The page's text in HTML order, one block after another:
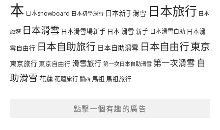
本 日本snowboard 日本初學滑雪 日本新手滑雪 日本旅行 日本
旅遊 日本滑雪 日本滑雪場新手 日本 滑雪 新手 日本滑雪自助 日本滑
雪自由行 日本自助旅行 日本自助滑雪 日本自由行東京
東京旅行 東京自由行 滑雪旅行 第一次日本自助滑雪 第一次滑雪 自
助滑雪 花蓮花蓮旅行 關西 馬祖 馬祖旅行
點擊一個有趣的廣告